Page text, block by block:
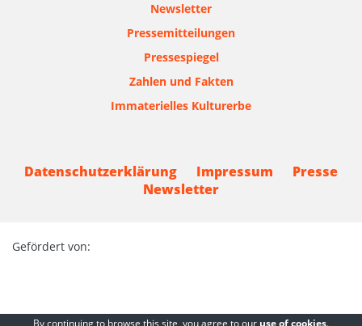
Newsletter
Pressemitteilungen
Pressespiegel
Zahlen und Fakten
Immaterielles Kulturerbe
Datenschutzerklärung Impressum
Presse
Newsletter
Gefördert von:
By continuing to browse this site, you agree to our use of cookies.